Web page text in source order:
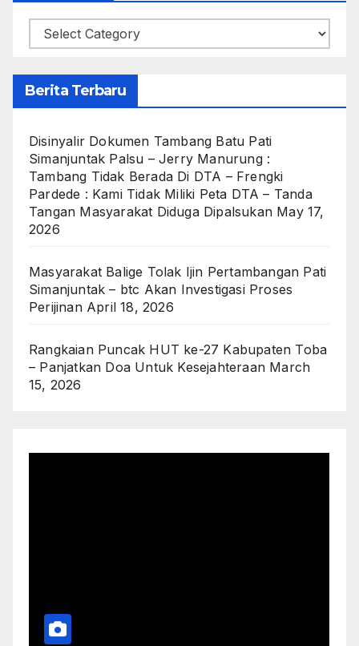
Categories
Berita Terbaru
Disinyalir Dokumen Tambang Batu Pati
Simanjuntak Palsu – Jerry Manurung :
Tambang Tidak Berada Di DTA – Frengki
Pardede : Kami Tidak Miliki Peta DTA – Tanda
Tangan Masyarakat Diduga Dipalsukan May 17,
2026
Masyarakat Balige Tolak Ijin Pertambangan Pati
Simanjuntak – btc Akan Investigasi Proses
Perijinan April 18, 2026
Rangkaian Puncak HUT ke-27 Kabupaten Toba
– Panjatkan Doa Untuk Kesejahteraan March
15, 2026